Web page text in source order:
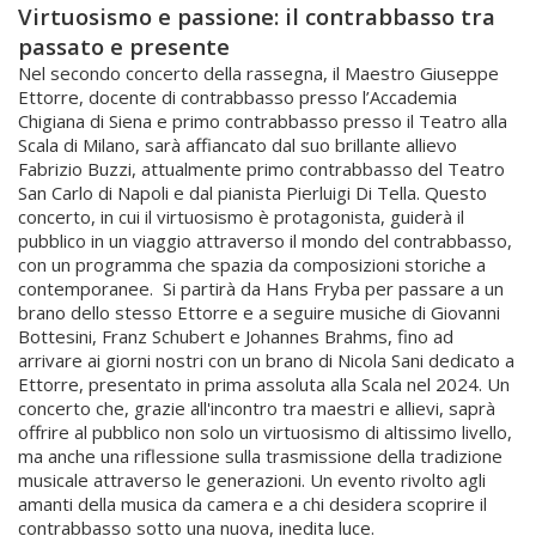
Virtuosismo e passione: il contrabbasso tra
passato e presente
Nel secondo concerto della rassegna, il Maestro Giuseppe
Ettorre, docente di contrabbasso presso l’Accademia
Chigiana di Siena e primo contrabbasso presso il Teatro alla
Scala di Milano, sarà affiancato dal suo brillante allievo
Fabrizio Buzzi, attualmente primo contrabbasso del Teatro
San Carlo di Napoli e dal pianista Pierluigi Di Tella. Questo
concerto, in cui il virtuosismo è protagonista, guiderà il
pubblico in un viaggio attraverso il mondo del contrabbasso,
con un programma che spazia da composizioni storiche a
contemporanee. Si partirà da Hans Fryba per passare a un
brano dello stesso Ettorre e a seguire musiche di Giovanni
Bottesini, Franz Schubert e Johannes Brahms, fino ad
arrivare ai giorni nostri con un brano di Nicola Sani dedicato a
Ettorre, presentato in prima assoluta alla Scala nel 2024. Un
concerto che, grazie all'incontro tra maestri e allievi, saprà
offrire al pubblico non solo un virtuosismo di altissimo livello,
ma anche una riflessione sulla trasmissione della tradizione
musicale attraverso le generazioni. Un evento rivolto agli
amanti della musica da camera e a chi desidera scoprire il
contrabbasso sotto una nuova, inedita luce.